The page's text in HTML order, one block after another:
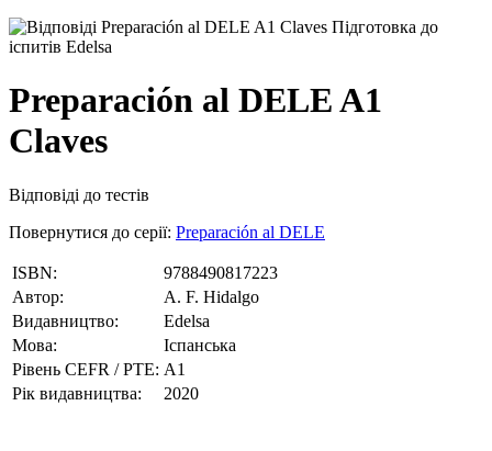
Preparación al DELE A1
Claves
Відповіді до тестів
Повернутися до серії: Preparación al DELE
ISBN:
9788490817223
Автор:
A. F. Hidalgo
Видавництво:
Edelsa
Мова:
Іспанська
Рівень CEFR / PTE: А1
Рік видавництва:
2020